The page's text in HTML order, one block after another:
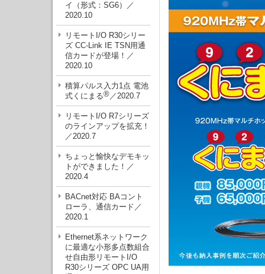
イ（形式：SG6）／
2020.10
リモートI/O R30シリー
ズ CC-Link IE TSN用通
信カードが登場！／
2020.10
積算パルス入力1点 電池
式くにまる®／2020.7
リモートI/O R7シリーズ
のラインアップを拡充！
／2020.7
ちょっと愉快なデモキッ
トができました！／
2020.4
BACnet対応 BAコント
ローラ、通信カード／
2020.1
Ethernet系ネットワーク
に最適な小形多点数組合
せ自由形リモートI/O
R30シリーズ OPC UA用